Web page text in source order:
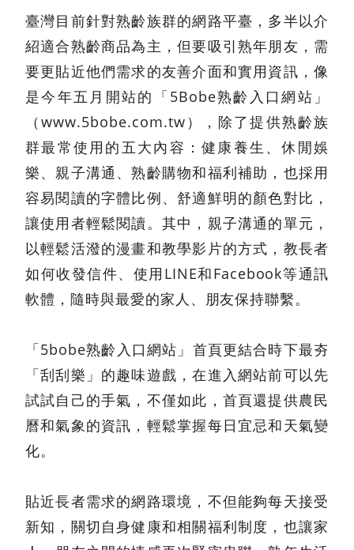
臺灣目前針對熟齡族群的網路平臺，多半以介
紹適合熟齡商品為主，但要吸引熟年朋友，需
要更貼近他們需求的友善介面和實用資訊，像
是今年五月開站的「5Bobe熟齡入口網站」
（www.5bobe.com.tw），除了提供熟齡族
群最常使用的五大內容：健康養生、休閒娛
樂、親子溝通、熟齡購物和福利補助，也採用
容易閱讀的字體比例、舒適鮮明的顏色對比，
讓使用者輕鬆閱讀。其中，親子溝通的單元，
以輕鬆活潑的漫畫和教學影片的方式，教長者
如何收發信件、使用LINE和Facebook等通訊
軟體，隨時與最愛的家人、朋友保持聯繫。
「5bobe熟齡入口網站」首頁更結合時下最夯
「刮刮樂」的趣味遊戲，在進入網站前可以先
試試自己的手氣，不僅如此，首頁還提供農民
曆和氣象的資訊，輕鬆掌握每日宜忌和天氣變
化。
貼近長者需求的網路環境，不但能夠每天接受
新知，關切自身健康和相關福利制度，也讓家